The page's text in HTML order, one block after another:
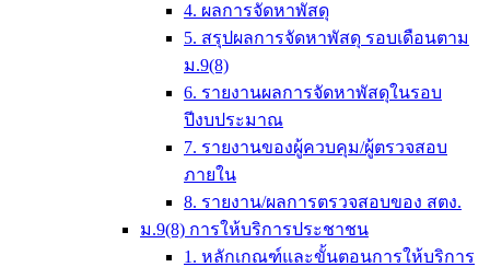
4. ผลการจัดหาพัสดุ
5. สรุปผลการจัดหาพัสดุ รอบเดือนตาม
ม.9(8)
6. รายงานผลการจัดหาพัสดุในรอบ
ปีงบประมาณ
7. รายงานของผู้ควบคุม/ผู้ตรวจสอบ
ภายใน
8. รายงาน/ผลการตรวจสอบของ สตง.
ม.9(8) การให้บริการประชาชน
1. หลักเกณฑ์และขั้นตอนการให้บริการ